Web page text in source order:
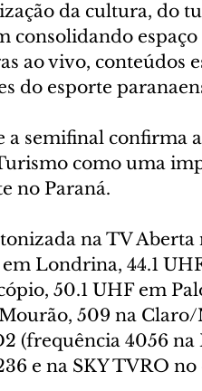
da cultura, do
consolidando espaço
ao vivo, conteúdos
do esporte
a semifinal confirma
como uma
no Paraná.
na TV Aberta
Londrina, 44.1
50.1 UHF em
509 na
(frequência 4056 na
e na SKY TVRO no